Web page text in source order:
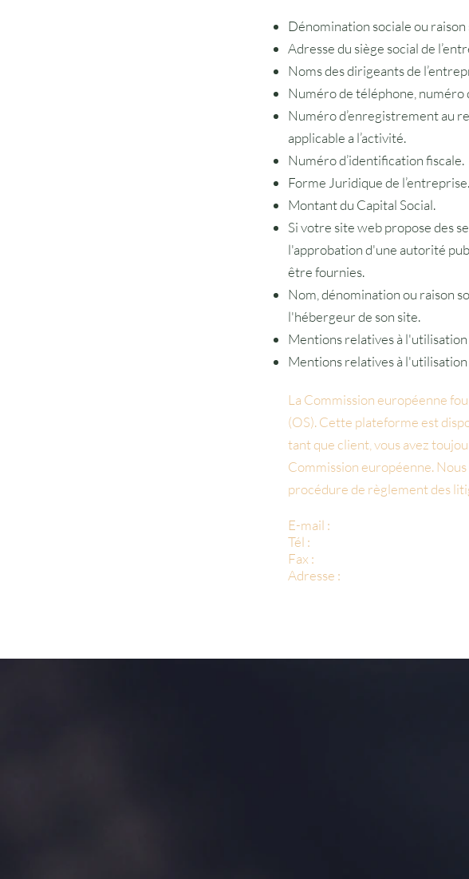
Dénomination sociale ou raison
Adresse du siège social de
Noms des dirigeants de
Numéro de téléphone, numéro
Numéro d’enregistrement au
applicable a l’activité.
Numéro d’identification fiscale.
Forme Juridique de l’entreprise.
Montant du Capital Social.
Si votre site web propose des
l'approbation d'une autorité
être fournies. ​​​
Nom, dénomination ou raison
l'hébergeur de son site.
Mentions relatives à
Mentions relatives à l'utilisation
La Commission européenne
(OS). Cette plateforme est
tant que client, vous avez
Commission européenne.
procédure de règlement des
E-mail :
Tél :
Fax :
Adresse :